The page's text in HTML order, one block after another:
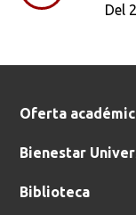
Del
Oferta
Bienestar
Biblioteca